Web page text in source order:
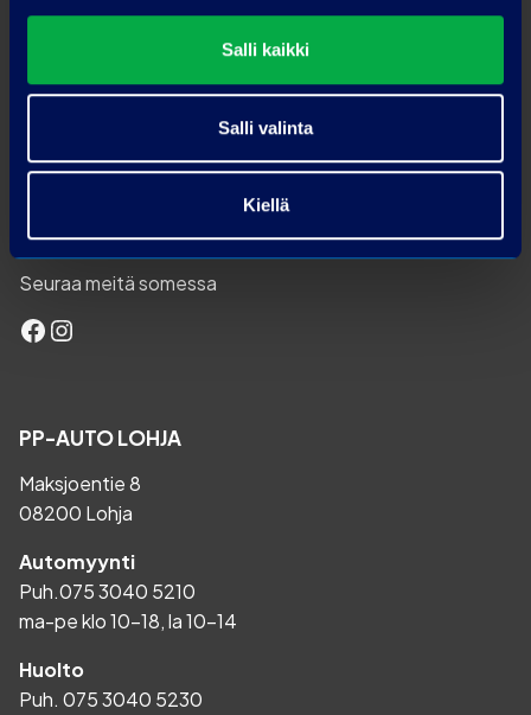
Salli kaikki
Salli valinta
Kiellä
Meiltä Bonusta huolloista ja varaosista!
Seuraa meitä somessa
Facebook
Instagram
PP-AUTO LOHJA
Maksjoentie 8
08200 Lohja
Automyynti
Puh.075 3040 5210
ma-pe klo 10-18, la 10-14
Huolto
Puh. 075 3040 5230